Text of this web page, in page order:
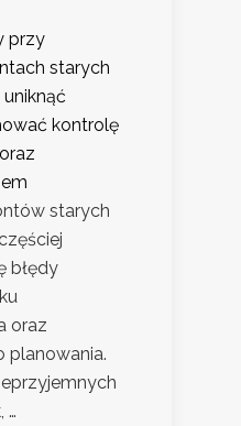
przy
starych
kontrolę
starych
błędy
oraz
planowania.
…